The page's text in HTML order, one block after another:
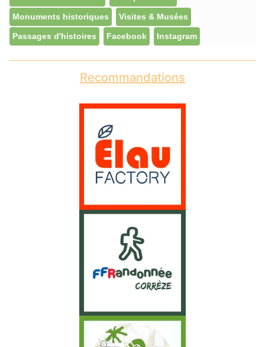
Monuments historiques Visites & Musées
Passages d'histoires Facebook Instagram
Recommandations